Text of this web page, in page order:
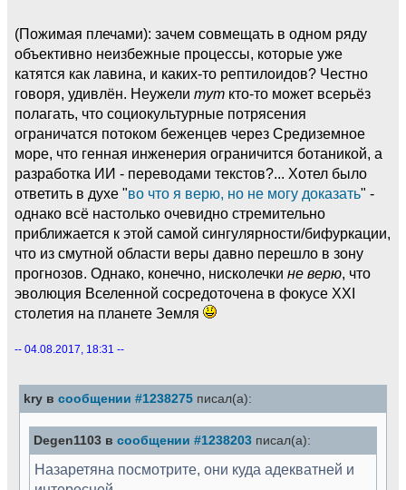
(Пожимая плечами): зачем совмещать в одном ряду
объективно неизбежные процессы, которые уже
катятся как лавина, и каких-то рептилоидов? Честно
говоря, удивлён. Неужели тут кто-то может всерьёз
полагать, что социокультурные потрясения
ограничатся потоком беженцев через Средиземное
море, что генная инженерия ограничится ботаникой, а
разработка ИИ - переводами текстов?... Хотел было
ответить в духе "во что я верю, но не могу доказать" -
однако всё настолько очевидно стремительно
приближается к этой самой сингулярности/бифуркации,
что из смутной области веры давно перешло в зону
прогнозов. Однако, конечно, нисколечки не верю, что
эволюция Вселенной сосредоточена в фокусе XXI
столетия на планете Земля
-- 04.08.2017, 18:31 --
kry в сообщении #1238275 писал(а):
Degen1103 в сообщении #1238203 писал(а):
Назаретяна посмотрите, они куда адекватней и